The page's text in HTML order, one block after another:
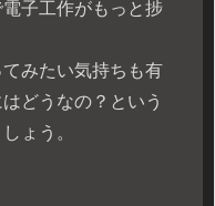
子工作がもっと捗
みたい気持ちも有
どうなの？という
ょう。